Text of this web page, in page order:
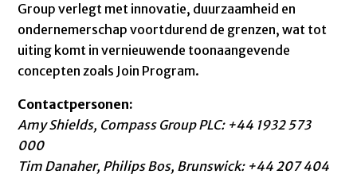
Group verlegt met innovatie, duurzaamheid en
ondernemerschap voortdurend de grenzen, wat tot
uiting komt in vernieuwende toonaangevende
concepten zoals Join Program.
Contactpersonen:
Amy Shields, Compass Group PLC: +44 1932 573
000
Tim Danaher, Philips Bos, Brunswick: +44 207 404